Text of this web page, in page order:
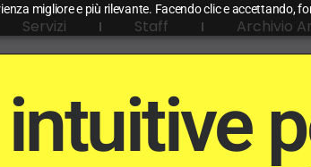
migliore e più rilevante. Facendo clic e accettando,
Servizi Staff Archivio